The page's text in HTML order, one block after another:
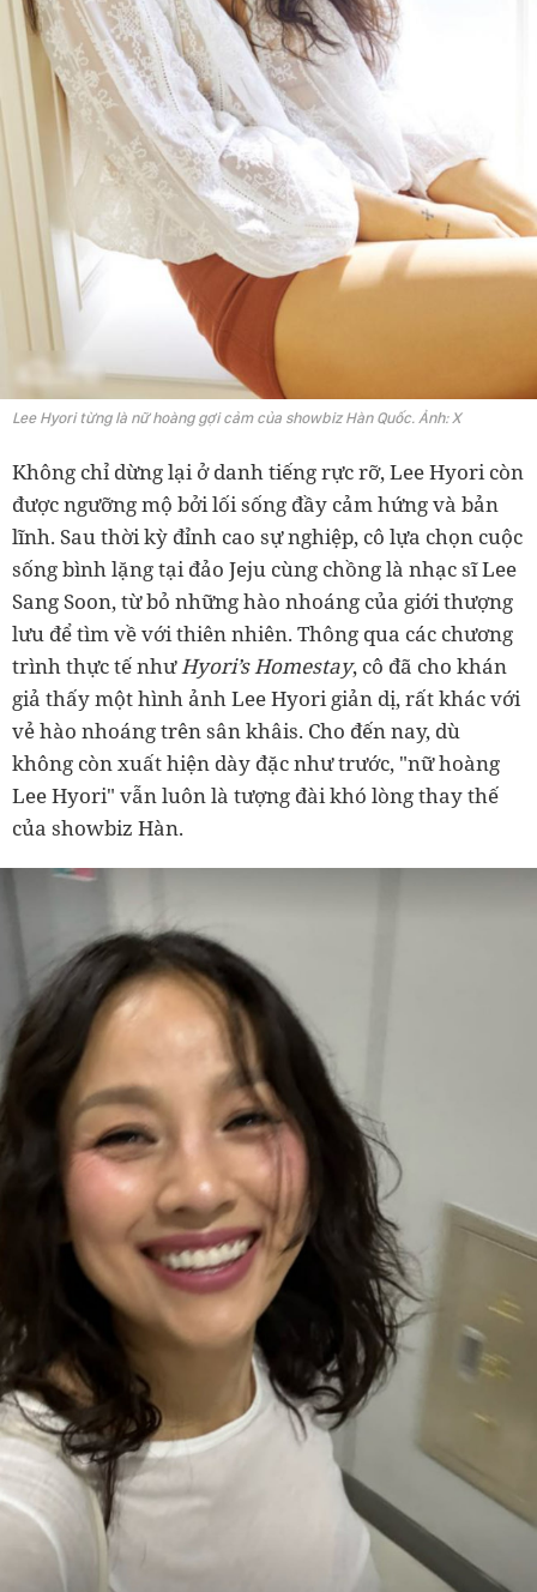
Lee Hyori từng là nữ hoàng gợi cảm của showbiz Hàn Quốc. Ảnh: X
Không chỉ dừng lại ở danh tiếng rực rỡ, Lee Hyori còn
được ngưỡng mộ bởi lối sống đầy cảm hứng và bản
lĩnh. Sau thời kỳ đỉnh cao sự nghiệp, cô lựa chọn cuộc
sống bình lặng tại đảo Jeju cùng chồng là nhạc sĩ Lee
Sang Soon, từ bỏ những hào nhoáng của giới thượng
lưu để tìm về với thiên nhiên. Thông qua các chương
trình thực tế nhưHyori’s Homestay, cô đã cho khán
giả thấy một hình ảnh Lee Hyori giản dị, rất khác với
vẻ hào nhoáng trên sân khâis. Cho đến nay, dù
không còn xuất hiện dày đặc như trước, "nữ hoàng
Lee Hyori" vẫn luôn là tượng đài khó lòng thay thế
của showbiz Hàn.